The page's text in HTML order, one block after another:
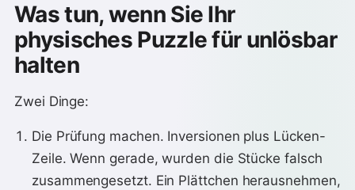
Was tun, wenn Sie Ihr
physisches Puzzle für unlösbar
halten
Zwei Dinge:
Die Prüfung machen. Inversionen plus Lücken-
Zeile. Wenn gerade, wurden die Stücke falsch
zusammengesetzt. Ein Plättchen herausnehmen,